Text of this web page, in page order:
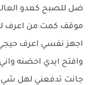
ضل للصبح كعدو
موقف كمت من اعرف
اجهز نفسي اعرف حيجي
وافتح ايدي احضنه
جانت تدفعني لهل شي